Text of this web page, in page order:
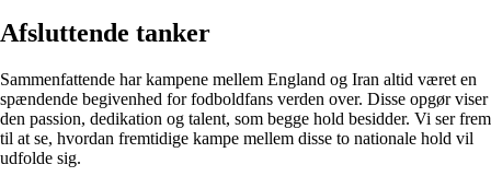
Afsluttende tanker
Sammenfattende har kampene mellem England og Iran altid været en
spændende begivenhed for fodboldfans verden over. Disse opgør viser
den passion, dedikation og talent, som begge hold besidder. Vi ser frem
til at se, hvordan fremtidige kampe mellem disse to nationale hold vil
udfolde sig.